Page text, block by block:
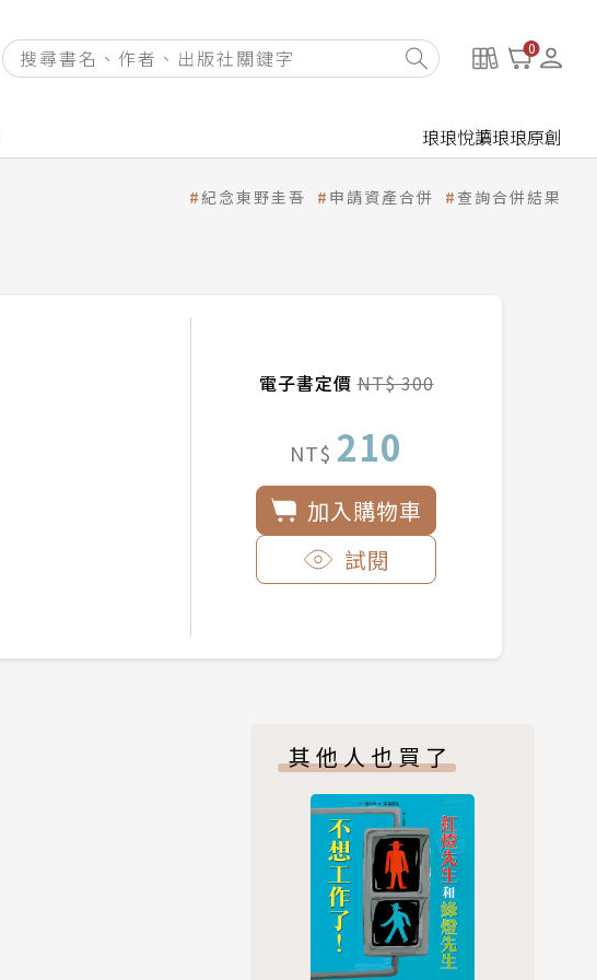
0
琅琅悅讀琅琅原創
紀念東野圭吾 申請資產合併 查詢合併結果
電子書定價NT$ 300
NT$ 210
加入購物車
試閱
其他人也買了